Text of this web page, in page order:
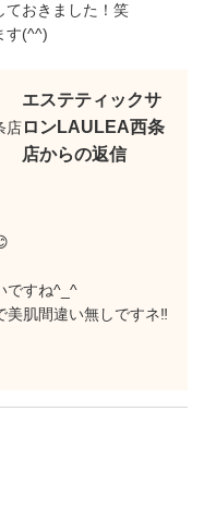
ておきました！笑
す(^^)
エステティックサ
ロンLAULEA西条
店からの返信
ですね^_^
美肌間違い無しですネ‼️